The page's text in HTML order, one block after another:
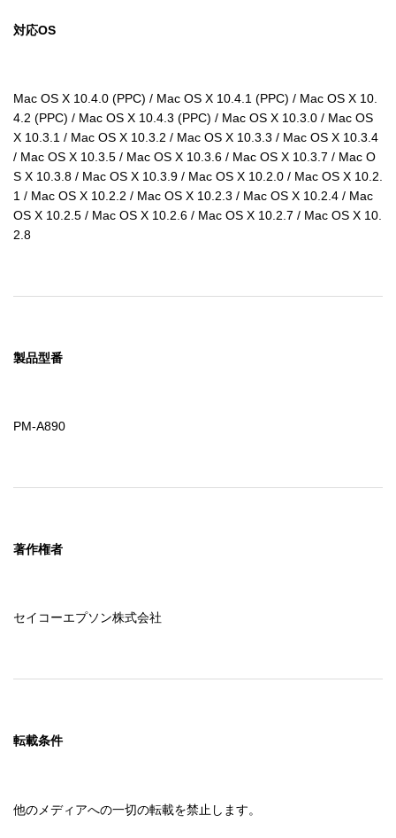
対応OS
Mac OS X 10.4.0 (PPC) / Mac OS X 10.4.1 (PPC) / Mac OS X 10.
4.2 (PPC) / Mac OS X 10.4.3 (PPC) / Mac OS X 10.3.0 / Mac OS
X 10.3.1 / Mac OS X 10.3.2 / Mac OS X 10.3.3 / Mac OS X 10.3.4
/ Mac OS X 10.3.5 / Mac OS X 10.3.6 / Mac OS X 10.3.7 / Mac O
S X 10.3.8 / Mac OS X 10.3.9 / Mac OS X 10.2.0 / Mac OS X 10.2.
1 / Mac OS X 10.2.2 / Mac OS X 10.2.3 / Mac OS X 10.2.4 / Mac
OS X 10.2.5 / Mac OS X 10.2.6 / Mac OS X 10.2.7 / Mac OS X 10.
2.8
製品型番
PM-A890
著作権者
セイコーエプソン株式会社
転載条件
他のメディアへの一切の転載を禁止します。